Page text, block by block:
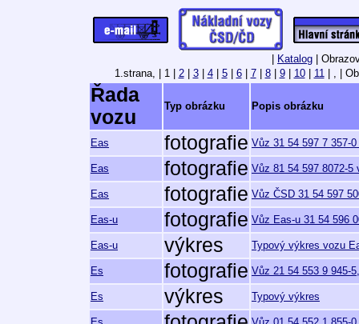
Katalog |
1.strana,
| 1 | 2| 3| 4| 5| 6| 7| 8| 9| 10| 11| , |
Řada
vozu
Typ obrázku Popis obrázku
Eas fotografie Vůz 31 54 597 7 357-
Eas fotografie Vůz 81 54 597 8072-5
Eas fotografie Vůz ČSD 31 54 597
Eas-u fotografie Vůz Eas-u 31 54 596
Eas-u výkres Typový výkres vozu
Es fotografie Vůz 21 54 553 9 945-
Es výkres Typový výkres